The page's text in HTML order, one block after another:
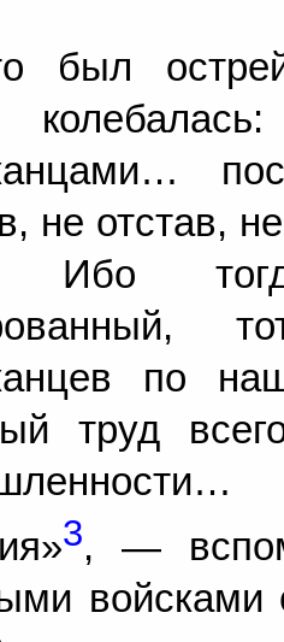
был
не отстав,
Ибо
по
труд
3, —
войсками